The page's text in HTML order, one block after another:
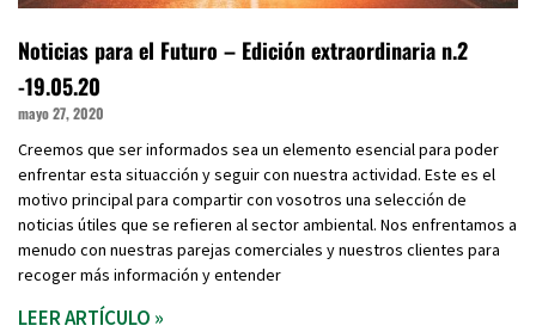
Noticias para el Futuro – Edición extraordinaria n.2
-19.05.20
mayo 27, 2020
Creemos que ser informados sea un elemento esencial para poder
enfrentar esta situacción y seguir con nuestra actividad. Este es el
motivo principal para compartir con vosotros una selección de
noticias útiles que se refieren al sector ambiental. Nos enfrentamos a
menudo con nuestras parejas comerciales y nuestros clientes para
recoger más información y entender
LEER ARTÍCULO »